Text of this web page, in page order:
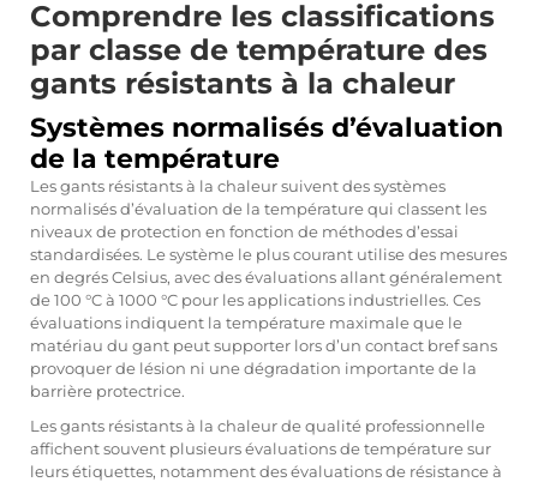
Comprendre les classifications
par classe de température des
gants résistants à la chaleur
Systèmes normalisés d’évaluation
de la température
Les gants résistants à la chaleur suivent des systèmes
normalisés d’évaluation de la température qui classent les
niveaux de protection en fonction de méthodes d’essai
standardisées. Le système le plus courant utilise des mesures
en degrés Celsius, avec des évaluations allant généralement
de 100 °C à 1000 °C pour les applications industrielles. Ces
évaluations indiquent la température maximale que le
matériau du gant peut supporter lors d’un contact bref sans
provoquer de lésion ni une dégradation importante de la
barrière protectrice.
Les gants résistants à la chaleur de qualité professionnelle
affichent souvent plusieurs évaluations de température sur
leurs étiquettes, notamment des évaluations de résistance à